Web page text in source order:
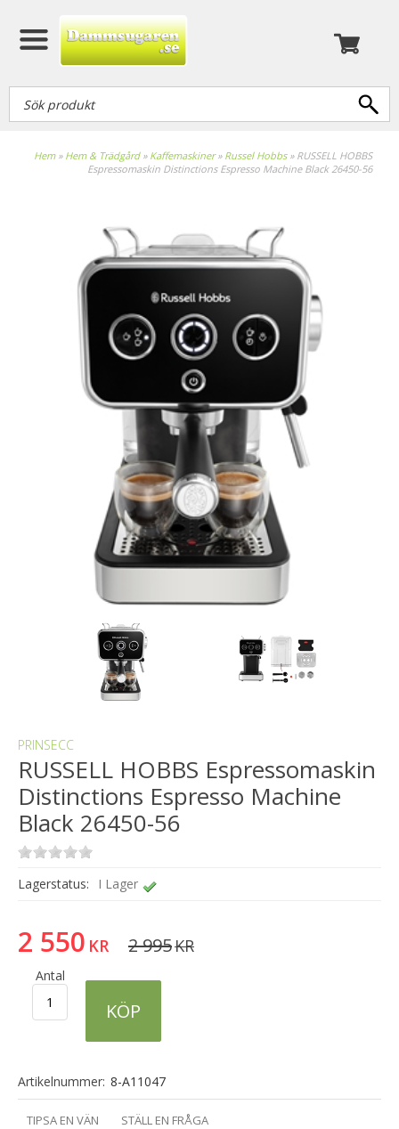
Hem» Hem & Trädgård» Kaffemaskiner» Russel Hobbs» RUSSELL HOBBS
Espressomaskin Distinctions Espresso Machine Black 26450-56
PRINSECC
RUSSELL HOBBS Espressomaskin
Distinctions Espresso Machine
Black 26450-56
Lagerstatus: I Lager
2 550 KR 2 995KR
Antal
KÖP
Artikelnummer: 8-A11047
TIPSA EN VÄN STÄLL EN FRÅGA